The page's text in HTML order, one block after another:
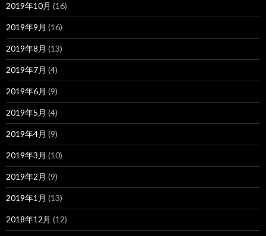
2019年10月 (16)
2019年9月 (16)
2019年8月 (13)
2019年7月 (4)
2019年6月 (9)
2019年5月 (4)
2019年4月 (9)
2019年3月 (10)
2019年2月 (9)
2019年1月 (13)
2018年12月 (12)